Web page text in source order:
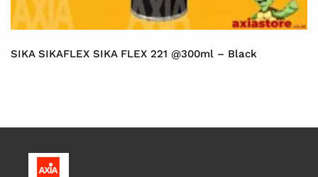
SIKA SIKAFLEX SIKA FLEX 221 @300ml – Black